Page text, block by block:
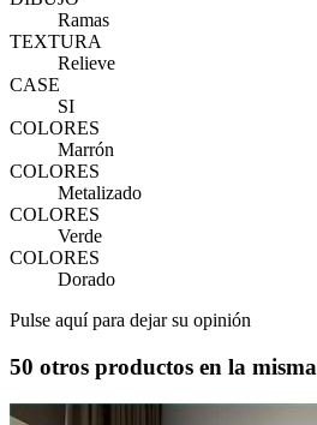
Ramas
TEXTURA
Relieve
CASE
SI
COLORES
Marrón
COLORES
Metalizado
COLORES
Verde
COLORES
Dorado
Pulse aquí para dejar su opinión
50 otros productos en la